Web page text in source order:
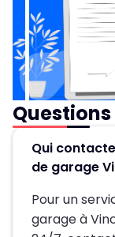
Qui
de garage
Pour un
garage à